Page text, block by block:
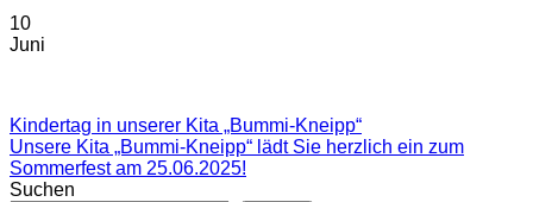
10
Juni
Kindertag in unserer Kita „Bummi-Kneipp“
Unsere Kita „Bummi-Kneipp“ lädt Sie herzlich ein zum
Sommerfest am 25.06.2025!
Suchen